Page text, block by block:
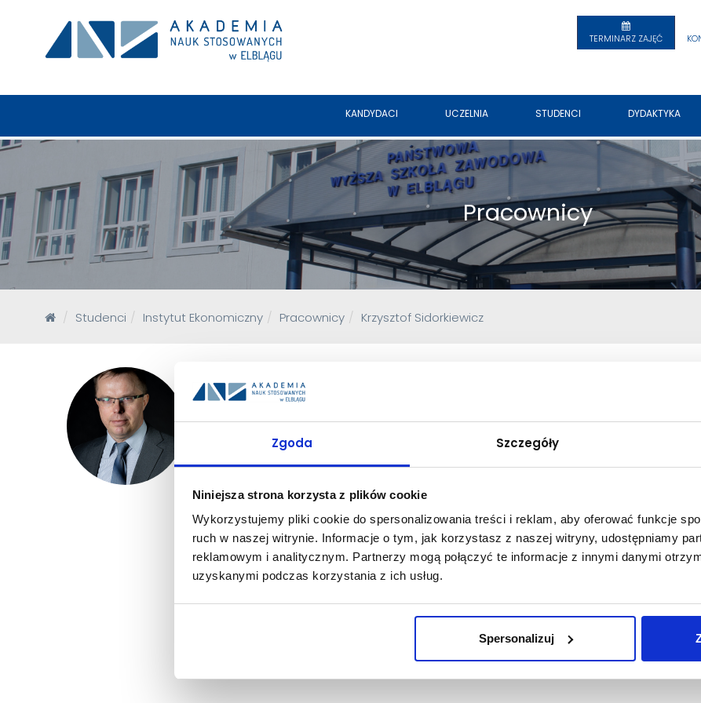
Zgoda Szczegóły
Niniejsza strona korzysta z plików cookie
Wykorzystujemy pliki cookie do spersonalizowania treści i reklam, aby oferować funkcje
ruch w naszej witrynie. Informacje o tym, jak korzystasz z naszej witryny, udostępniamy
reklamowym i analitycznym. Partnerzy mogą połączyć te informacje z innymi danymi
uzyskanymi podczas korzystania z ich usług.
Spersonalizuj
TERMINARZ ZAJĘĆ
KANDYDACI UCZELNIA STUDENCI DYDAKTYKA
Pracownicy
Studenci Instytut Ekonomiczny Pracownicy Krzysztof Sidorkiewicz
dr hab. Krzysztof Sidorkiewicz, prof. uczelni
Pełniona funkcja:
Stanowisko:
Tematyka badań naukowych
polityka Polski wobec Litwy, sytuacja mniejszości polskiej na Litwie, problematyka samorządu
terytorialnego, współpraca transgraniczna.
Prowadzone przedmioty
terytorialnego, Współczesne systemy polityczne-do wyboru, Zagadnienia ustrojowe Polski- do wyboru.